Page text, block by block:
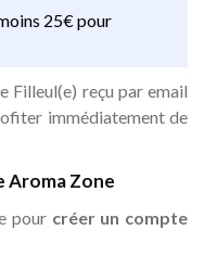
25€ pour
Filleul(e) reçu par email
immédiatement de
Aroma Zone
pour créer un compte